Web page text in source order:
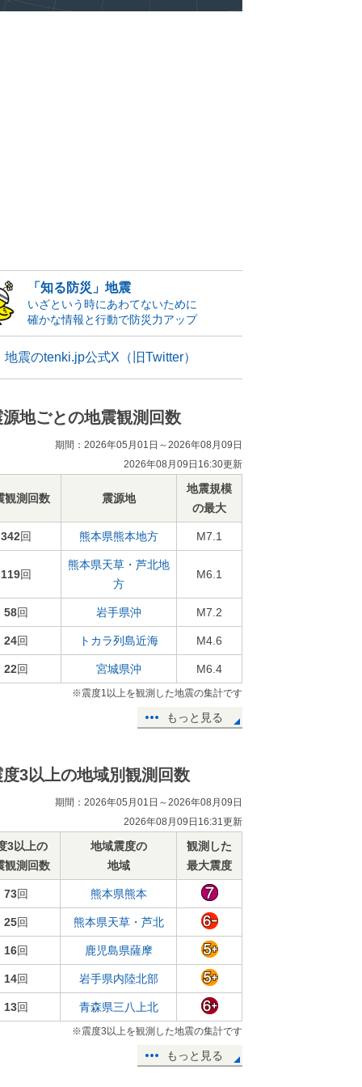
「知る防災」地震
いざという時にあわてないために
確かな情報と行動で防災力アップ
地震のtenki.jp公式X（旧Twitter）
源地ごとの地震観測回数
期間：2026年05月01日～2026年08月09日
2026年08月09日16:30更新
観測回数 震源地
地震規模
の最大
342回 熊本県熊本地方 M7.1
119回
熊本県天草・芦北地
方
M6.1
58回 岩手県沖 M7.2
24回 トカラ列島近海 M4.6
22回 宮城県沖 M6.4
※震度1以上を観測した地震の集計です
もっと見る
度3以上の地域別観測回数
期間：2026年05月01日～2026年08月09日
2026年08月09日16:31更新
3以上の
観測回数
地域震度の
地域
観測した
最大震度
73回 熊本県熊本
25回 熊本県天草・芦北
16回 鹿児島県薩摩
14回 岩手県内陸北部
13回 青森県三八上北
※震度3以上を観測した地震の集計です
もっと見る